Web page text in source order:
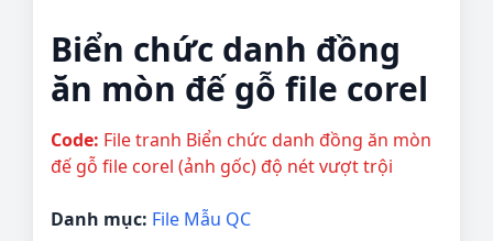
Biển chức danh đồng
ăn mòn đế gỗ file corel
Code: File tranh Biển chức danh đồng ăn mòn
đế gỗ file corel (ảnh gốc) độ nét vượt trội
Danh mục: File Mẫu QC